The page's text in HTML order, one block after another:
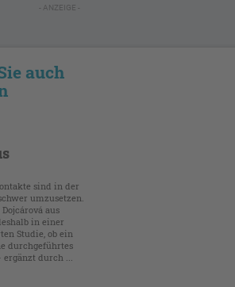
- ANZEIGE -
auch
sind in der
umzusetzen.
aus
in einer
Studie, ob ein
durchgeführtes
durch ...